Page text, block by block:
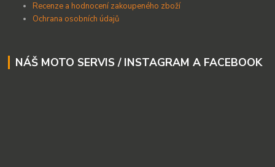
Recenze a hodnocení zakoupeného zboží
Ochrana osobních údajů
NÁŠ MOTO SERVIS / INSTAGRAM A FACEBOOK